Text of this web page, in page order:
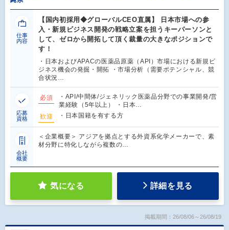
仕事
内容
【国内初採用◆グローバルCEO直属】 日本市場への参
入・新規ビジネス開発の戦略立案を担うキーパーソンと
して、ゼロから開拓して頂く裁量の大きなポジションで
す！
・日本およびAPACの医薬品原薬（API）市場における新規ビ
ジネス機会の発掘・開拓 ・市場分析（需要ポテンシャル、競
合状況…
応募
資格
必須
・API/中間体/ジェネリック医薬品分野での事業開発/営
業経験（5年以上） ・日本…
歓迎
・日本国籍を有する方
会社
概要
＜企業概要＞ アジアを拠点とする外資系化学メーカーで、素
材分野に特化しながら複数の…
気になる 詳細を見る
掲載期間：26/08/06～26/08/19